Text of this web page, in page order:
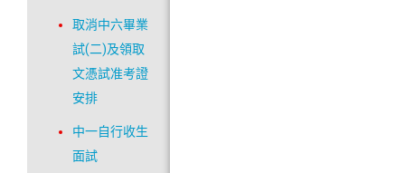
取消中六畢業
試(二)及領取
文憑試准考證
安排
中一自行收生
面試